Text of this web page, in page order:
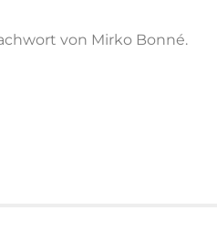
von Mirko Bonné.